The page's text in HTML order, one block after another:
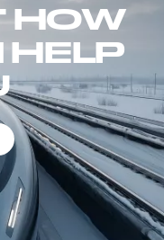
HOW
HELP